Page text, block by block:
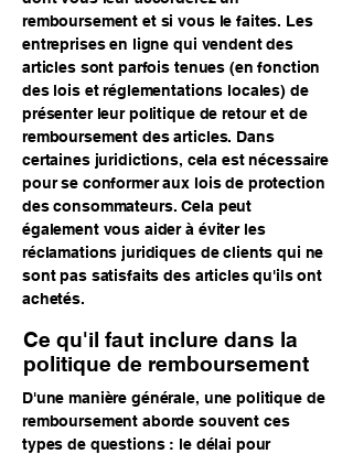
remboursement et si vous le faites. Les
entreprises en ligne qui vendent des
articles sont parfois tenues (en fonction
des lois et réglementations locales) de
présenter leur politique de retour et de
remboursement des articles. Dans
certaines juridictions, cela est nécessaire
pour se conformer aux lois de protection
des consommateurs. Cela peut
également vous aider à éviter les
réclamations juridiques de clients qui ne
sont pas satisfaits des articles qu'ils ont
achetés.
Ce qu'il faut inclure dans la
politique de remboursement
D'une manière générale, une politique de
remboursement aborde souvent ces
types de questions : le délai pour